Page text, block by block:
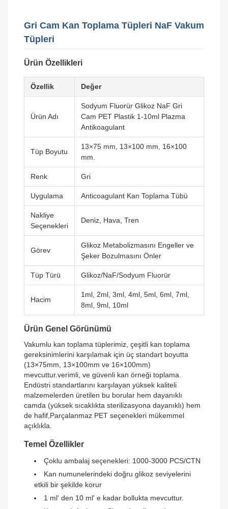
Gri Cam Kan Toplama Tüpleri NaF Vakum
Tüpleri
Ürün Özellikleri
Özellik Değer
Ürün Adı
Sodyum Fluorür Glikoz NaF Gri
Cam PET Plastik 1-10ml Plazma
Antikoagulant
Tüp Boyutu
13×75 mm, 13×100 mm, 16×100
mm.
Renk Gri
Uygulama Anticoagulant Kan Toplama Tübü
Nakliye
Seçenekleri
Deniz, Hava, Tren
Görev
Glikoz Metabolizmasını Engeller ve
Şeker Bozulmasını Önler
Tüp Türü Glikoz/NaF/Sodyum Fluorür
Hacim
1ml, 2ml, 3ml, 4ml, 5ml, 6ml, 7ml,
8ml, 9ml, 10ml
Ürün Genel Görünümü
Vakumlu kan toplama tüplerimiz, çeşitli kan toplama
gereksinimlerini karşılamak için üç standart boyutta
(13×75mm, 13×100mm ve 16×100mm)
mevcuttur.verimli, ve güvenli kan örneği toplama.
Endüstri standartlarını karşılayan yüksek kaliteli
malzemelerden üretilen bu borular hem dayanıklı
camda (yüksek sıcaklıkta sterilizasyona dayanıklı) hem
de hafif,Parçalanmaz PET seçenekleri mükemmel
açıklıkla.
Temel Özellikler
Çoklu ambalaj seçenekleri: 1000-3000 PCS/CTN
Kan numunelerindeki doğru glikoz seviyelerini
etkili bir şekilde korur
1 ml' den 10 ml' e kadar bollukta mevcuttur.